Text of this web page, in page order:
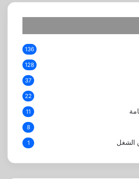
136
128
37
22
11
8
الشغل 1